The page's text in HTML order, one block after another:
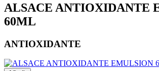
ALSACE ANTIOXIDANTE
60ML
ANTIOXIDANTE